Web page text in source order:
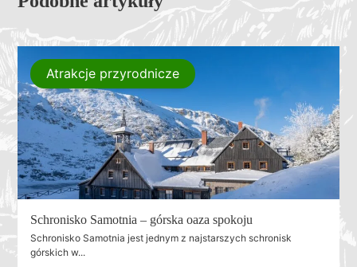
Schronisko Samotnia – górska oaza spokoju
Schronisko Samotnia jest jednym z najstarszych schronisk
górskich w...
Atrakcje przyrodnicze